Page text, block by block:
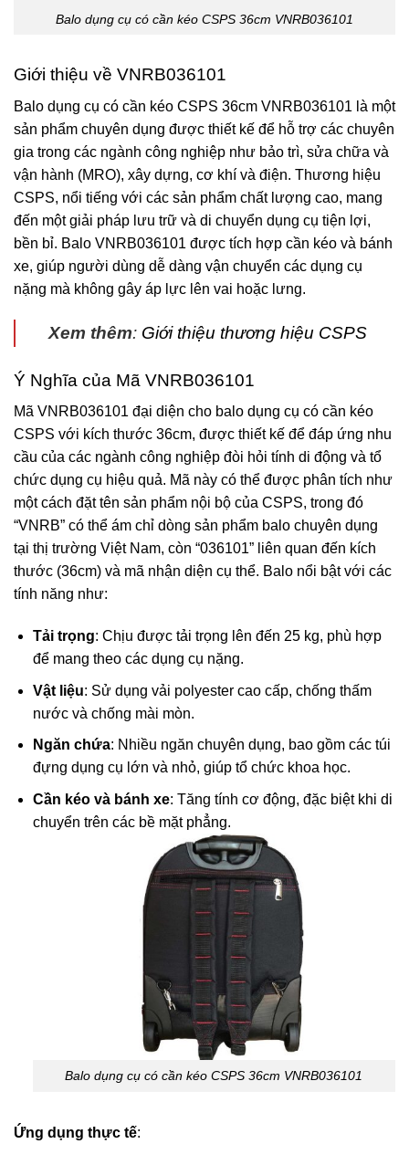
Balo dụng cụ có cần kéo CSPS 36cm VNRB036101
Giới thiệu về VNRB036101
Balo dụng cụ có cần kéo CSPS 36cm VNRB036101 là một
sản phẩm chuyên dụng được thiết kế để hỗ trợ các chuyên
gia trong các ngành công nghiệp như bảo trì, sửa chữa và
vận hành (MRO), xây dựng, cơ khí và điện. Thương hiệu
CSPS, nổi tiếng với các sản phẩm chất lượng cao, mang
đến một giải pháp lưu trữ và di chuyển dụng cụ tiện lợi,
bền bỉ. Balo VNRB036101 được tích hợp cần kéo và bánh
xe, giúp người dùng dễ dàng vận chuyển các dụng cụ
nặng mà không gây áp lực lên vai hoặc lưng.
Xem thêm: Giới thiệu thương hiệu CSPS
Ý Nghĩa của Mã VNRB036101
Mã VNRB036101 đại diện cho balo dụng cụ có cần kéo
CSPS với kích thước 36cm, được thiết kế để đáp ứng nhu
cầu của các ngành công nghiệp đòi hỏi tính di động và tổ
chức dụng cụ hiệu quả. Mã này có thể được phân tích như
một cách đặt tên sản phẩm nội bộ của CSPS, trong đó
“VNRB” có thể ám chỉ dòng sản phẩm balo chuyên dụng
tại thị trường Việt Nam, còn “036101” liên quan đến kích
thước (36cm) và mã nhận diện cụ thể. Balo nổi bật với các
tính năng như:
Tải trọng: Chịu được tải trọng lên đến 25 kg, phù hợp
để mang theo các dụng cụ nặng.
Vật liệu: Sử dụng vải polyester cao cấp, chống thấm
nước và chống mài mòn.
Ngăn chứa: Nhiều ngăn chuyên dụng, bao gồm các túi
đựng dụng cụ lớn và nhỏ, giúp tổ chức khoa học.
Cần kéo và bánh xe: Tăng tính cơ động, đặc biệt khi di
chuyển trên các bề mặt phẳng.
Balo dụng cụ có cần kéo CSPS 36cm VNRB036101
Ứng dụng thực tế: